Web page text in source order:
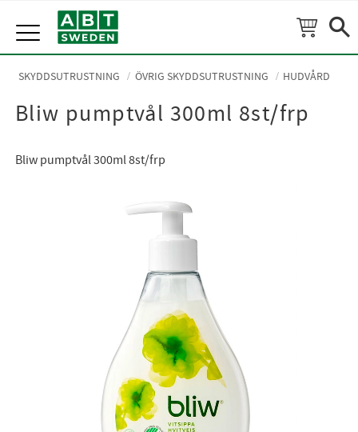
Meny
SKYDDSUTRUSTNING ÖVRIG SKYDDSUTRUSTNING HUDVÅRD
Bliw pumptvål 300ml 8st/frp
Bliw pumptvål 300ml 8st/frp